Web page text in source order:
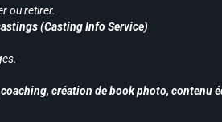
ou retirer.
(Casting Info Service)
création de book photo, contenu